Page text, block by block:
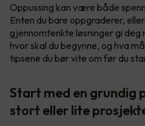
Oppussing kan være både
Enten du bare oppgraderer,
gjennomtenkte løsninger gi
hvor skal du begynne, og hva
tipsene du bør vite om før du
Start med en grundig
stort eller lite